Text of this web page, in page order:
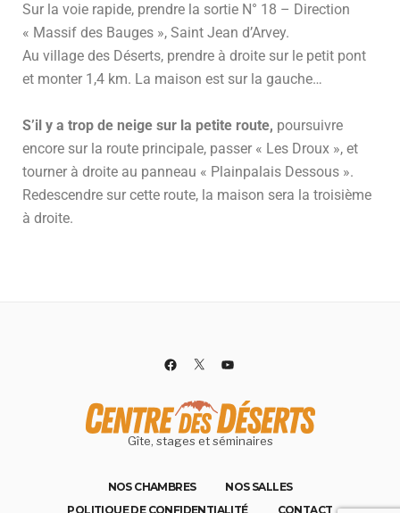
Sur la voie rapide, prendre la sortie N° 18 – Direction
« Massif des Bauges », Saint Jean d’Arvey.
Au village des Déserts, prendre à droite sur le petit pont
et monter 1,4 km. La maison est sur la gauche…
S’il y a trop de neige sur la petite route, poursuivre
encore sur la route principale, passer « Les Droux », et
tourner à droite au panneau « Plainpalais Dessous ».
Redescendre sur cette route, la maison sera la troisième
à droite.
Gîte, stages et séminaires
NOS CHAMBRES
NOS SALLES
POLITIQUE DE CONFIDENTIALITÉ
CONTACT